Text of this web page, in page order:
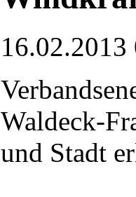
16.02.2013
Waldeck-
und Stadt